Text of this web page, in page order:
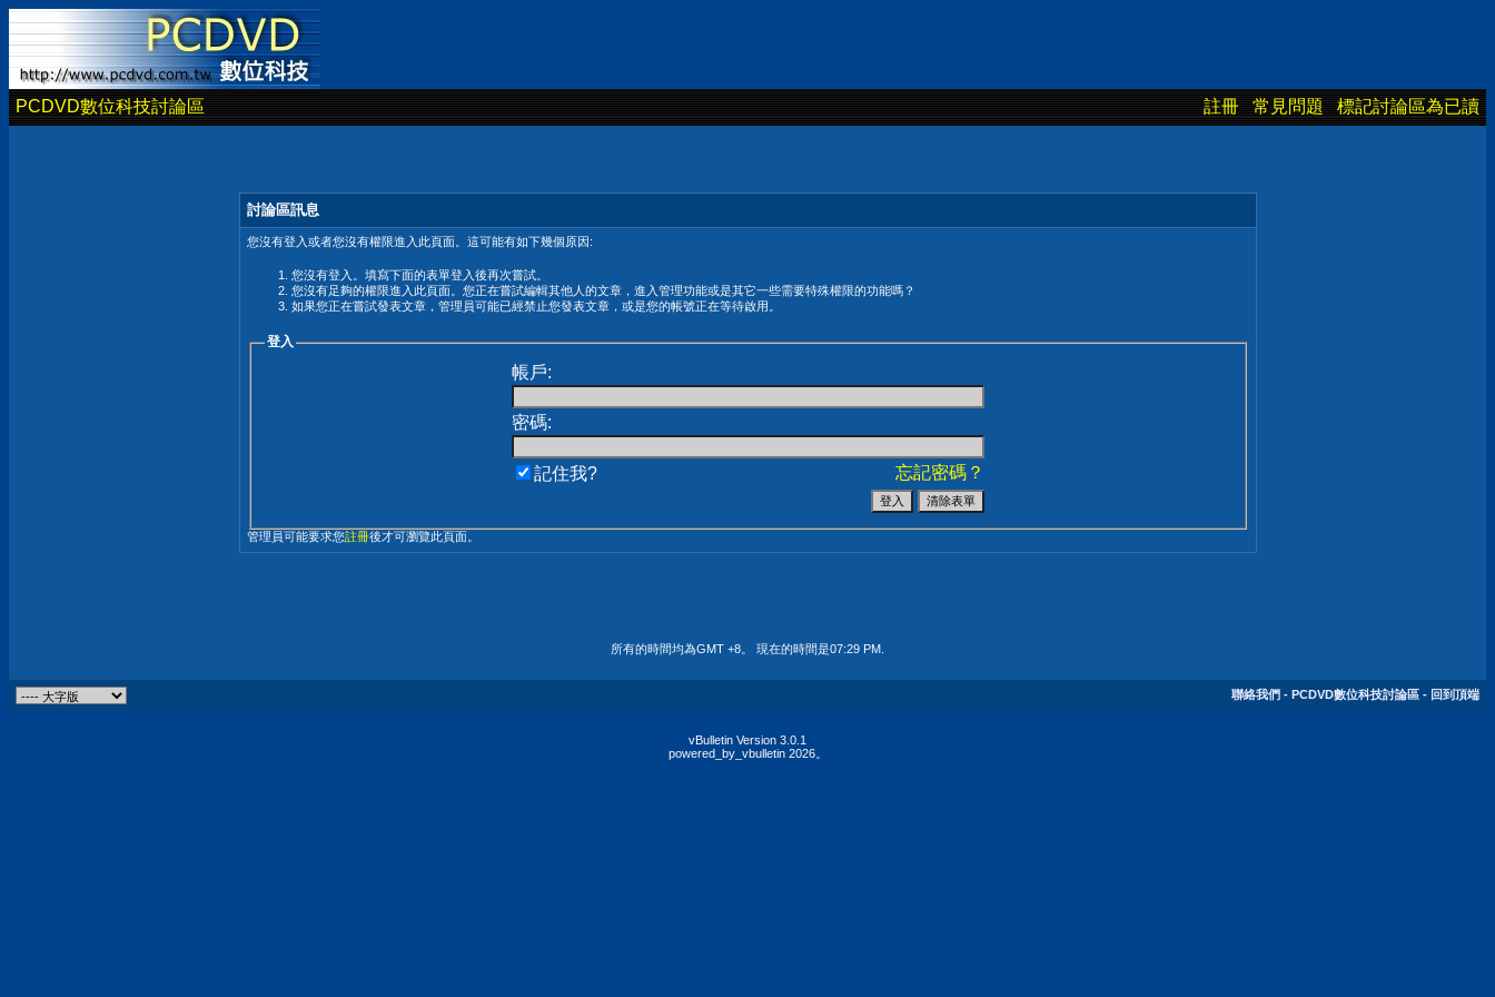
PCDVD數位科技討論區 註冊 常見問題 標記討論區為已讀
討論區訊息
您沒有登入或者您沒有權限進入此頁面。這可能有如下幾個原因:
您沒有登入。填寫下面的表單登入後再次嘗試。
您沒有足夠的權限進入此頁面。您正在嘗試編輯其他人的文章，進入管理功能或是其它一些需要特殊權限的功能嗎？
如果您正在嘗試發表文章，管理員可能已經禁止您發表文章，或是您的帳號正在等待啟用。
登入
帳戶:
密碼:
忘記密碼？
記住我?
管理員可能要求您註冊後才可瀏覽此頁面。
所有的時間均為GMT +8。 現在的時間是07:29 PM
聯絡我們 - PCDVD數位科技討論區 - 回到頂端
vBulletin Version 3.0.1
powered_by_vbulletin 2026。